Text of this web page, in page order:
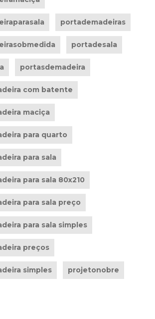
portademadeiras
portadesala
portasdemadeira
com batente
maciça
para quarto
para sala
para sala 80x210
para sala preço
para sala simples
preços
simples projetonobre